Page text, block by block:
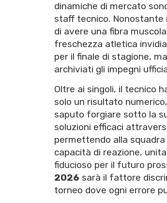
dinamiche di mercato
staff tecnico.
di avere una fibra
freschezza atletica
per il finale di stagione,
archiviati gli impegni
Oltre ai singoli, il tecnico
solo un risultato
saputo forgiare sotto la
soluzioni efficaci
permettendo alla
capacità di reazione,
fiducioso per il futuro
2026 sarà il fattore
torneo dove ogni errore